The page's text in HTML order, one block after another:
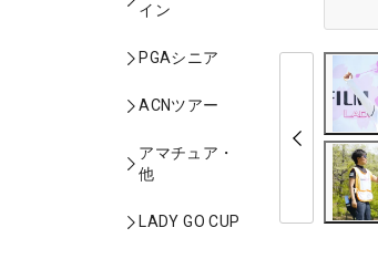
イン
PGAシニア
ACNツアー
アマチュア・
他
LADY GO CUP